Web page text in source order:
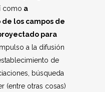
como a
los campos de
para
a la difusión
de
búsqueda
(entre otras cosas)